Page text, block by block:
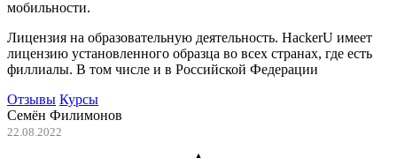
мобильности.
Лицензия на образовательную деятельность. HackerU имеет
лицензию установленного образца во всех странах, где есть
филлиалы. В том числе и в Российской Федерации
Отзывы Курсы
Семён Филимонов
22.08.2022